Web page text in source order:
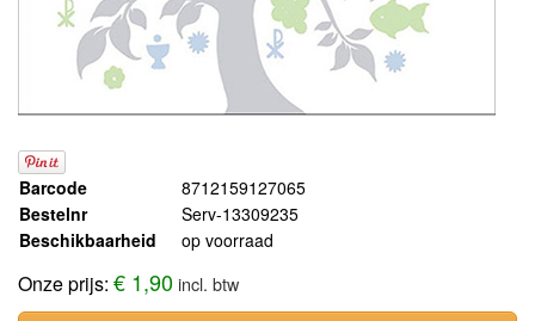
Barcode
8712159127065
Bestelnr
Serv-13309235
Beschikbaarheid
op voorraad
Onze prijs: € 1,90incl. btw